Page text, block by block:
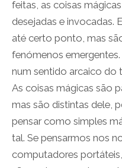
feitas, as coisas
desejadas e invocadas.
até certo ponto, mas
fenómenos
num sentido arcaico do
As coisas mágicas são
mas são distintas dele,
pensar como simples
tal. Se pensarmos nos
computadores